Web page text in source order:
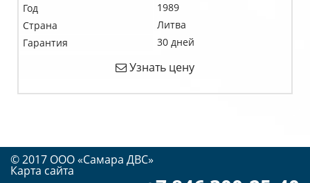
Год
1989
Страна
Литва
Гарантия
30 дней
Узнать цену
© 2017 OOO «Самара ДВС»
Карта сайта